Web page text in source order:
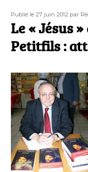
Publié
le
Publié le 27 juin 2012 par
Le « Jésus
Petitfils :